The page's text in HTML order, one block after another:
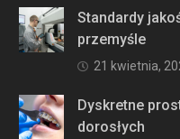
Standardy
przemyśle
21 kwietnia,
Dyskretne
dorosłych